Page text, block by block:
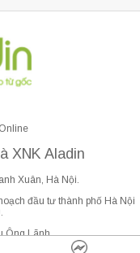
XNK Aladin
Xuân, Hà Nội.
đầu tư thành phố Hà Nội
Ông Lãnh.